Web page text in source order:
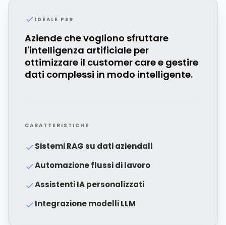
IDEALE PER
Aziende che vogliono sfruttare
l'intelligenza artificiale per
ottimizzare il customer care e gestire
dati complessi in modo intelligente.
CARATTERISTICHE
Sistemi RAG su dati aziendali
Automazione flussi di lavoro
Assistenti IA personalizzati
Integrazione modelli LLM